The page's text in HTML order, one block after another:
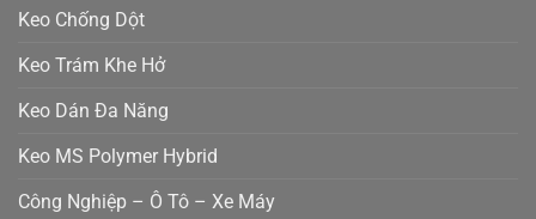
Keo Chống Dột
Keo Trám Khe Hở
Keo Dán Đa Năng
Keo MS Polymer Hybrid
Công Nghiệp – Ô Tô – Xe Máy